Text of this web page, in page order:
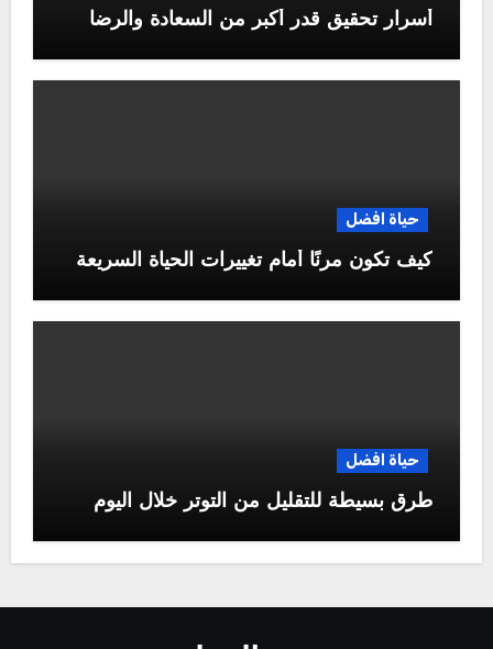
أسرار تحقيق قدر أكبر من السعادة والرضا
حياة افضل
كيف تكون مرنًا أمام تغييرات الحياة السريعة
حياة افضل
طرق بسيطة للتقليل من التوتر خلال اليوم